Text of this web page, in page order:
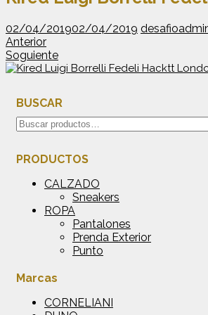
02/04/201902/04/2019
Anterior
Soguiente
BUSCAR
Buscar
por:
PRODUCTOS
CALZADO
Sneakers
ROPA
Pantalones
Prenda Exterior
Punto
Marcas
CORNELIANI